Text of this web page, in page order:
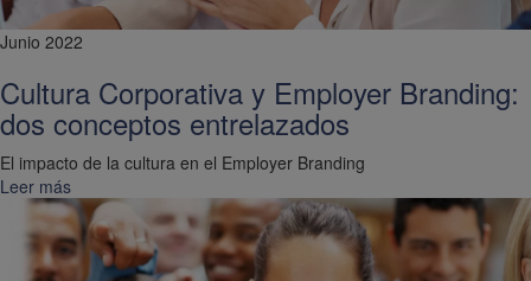
Junio 2022
Cultura Corporativa y Employer Branding:
dos conceptos entrelazados
El impacto de la cultura en el Employer Branding
Leer más